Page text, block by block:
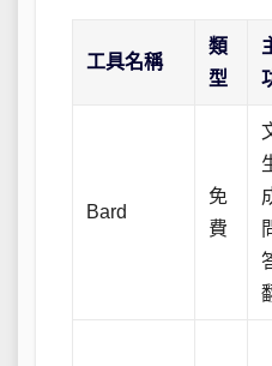
工具名稱
類
型
Bard
免
費